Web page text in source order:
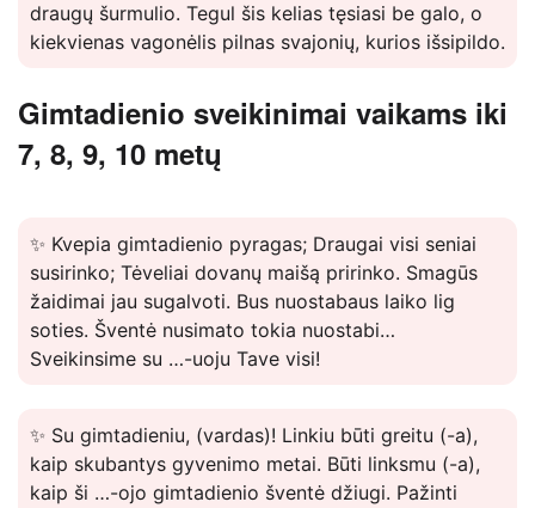
draugų šurmulio. Tegul šis kelias tęsiasi be galo, o
kiekvienas vagonėlis pilnas svajonių, kurios išsipildo.
Gimtadienio sveikinimai vaikams iki
7, 8, 9, 10 metų
✨ Kvepia gimtadienio pyragas; Draugai visi seniai
susirinko; Tėveliai dovanų maišą pririnko. Smagūs
žaidimai jau sugalvoti. Bus nuostabaus laiko lig
soties. Šventė nusimato tokia nuostabi…
Sveikinsime su …-uoju Tave visi!
✨ Su gimtadieniu, (vardas)! Linkiu būti greitu (-a),
kaip skubantys gyvenimo metai. Būti linksmu (-a),
kaip ši …-ojo gimtadienio šventė džiugi. Pažinti